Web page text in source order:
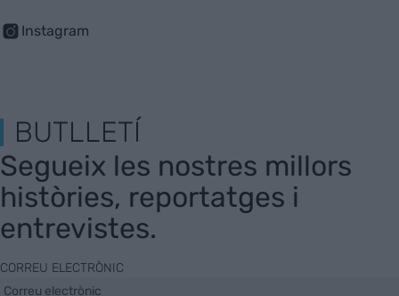
Instagram
BUTLLETÍ
Segueix les nostres millors
històries, reportatges i
entrevistes.
CORREU ELECTRÒNIC